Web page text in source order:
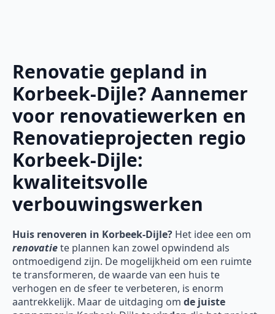
Renovatie gepland in
Korbeek-Dijle? Aannemer
voor renovatiewerken en
Renovatieprojecten regio
Korbeek-Dijle:
kwaliteitsvolle
verbouwingswerken
Huis renoveren in Korbeek-Dijle? Het idee een om
renovatiete plannen kan zowel opwindend als
ontmoedigend zijn. De mogelijkheid om een ruimte
te transformeren, de waarde van een huis te
verhogen en de sfeer te verbeteren, is enorm
aantrekkelijk. Maar de uitdaging om de juiste